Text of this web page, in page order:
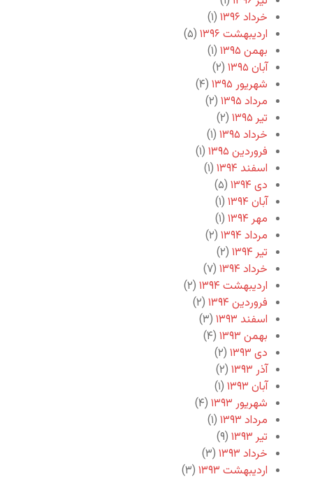
خرداد ۱۳۹۶
(۱)
اردیبهشت ۱۳۹۶
(۵)
بهمن ۱۳۹۵
(۱)
آبان ۱۳۹۵
(۲)
شهریور ۱۳۹۵
(۴)
مرداد ۱۳۹۵
(۲)
تیر ۱۳۹۵
(۲)
خرداد ۱۳۹۵
(۱)
فروردین ۱۳۹۵
(۱)
اسفند ۱۳۹۴
(۱)
دی ۱۳۹۴
(۵)
آبان ۱۳۹۴
(۱)
مهر ۱۳۹۴
(۱)
مرداد ۱۳۹۴
(۲)
تیر ۱۳۹۴
(۲)
خرداد ۱۳۹۴
(۷)
اردیبهشت ۱۳۹۴
(۲)
فروردین ۱۳۹۴
(۲)
اسفند ۱۳۹۳
(۳)
بهمن ۱۳۹۳
(۴)
دی ۱۳۹۳
(۲)
آذر ۱۳۹۳
(۲)
آبان ۱۳۹۳
(۱)
شهریور ۱۳۹۳
(۴)
مرداد ۱۳۹۳
(۱)
تیر ۱۳۹۳
(۹)
خرداد ۱۳۹۳
(۳)
اردیبهشت ۱۳۹۳
(۳)